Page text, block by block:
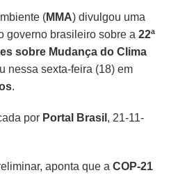
(MMA) divulgou uma
governo brasileiro sobre a22ª
sobre Mudança do Clima
nessa sexta-feira (18) em
.
por Portal Brasil , 21-11-
aponta que aCOP-21